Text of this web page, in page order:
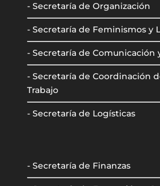
- Secretaría de Organización
- Secretaría de Feminismos y
- Secretaría de Comunicación
- Secretaría de Coordinación
Trabajo
- Secretaría de Logísticas
- Secretaría de Finanzas